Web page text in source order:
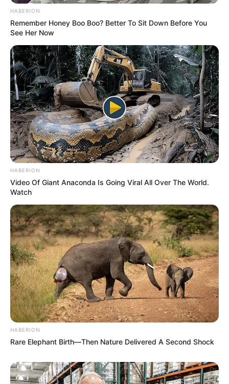
HABERION
Remember Honey Boo Boo? Better To Sit Down Before You
See Her Now
HABERION
Video Of Giant Anaconda Is Going Viral All Over The World.
Watch
HABERION
Rare Elephant Birth—Then Nature Delivered A Second Shock